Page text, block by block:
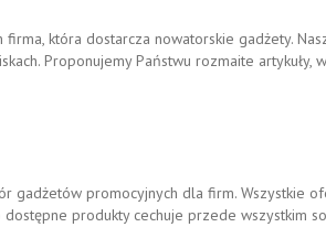
która dostarcza nowatorskie gadżety.
Proponujemy Państwu rozmaite artykuły,
gadżetów promocyjnych dla firm. Wszystkie
produkty cechuje przede wszystkim